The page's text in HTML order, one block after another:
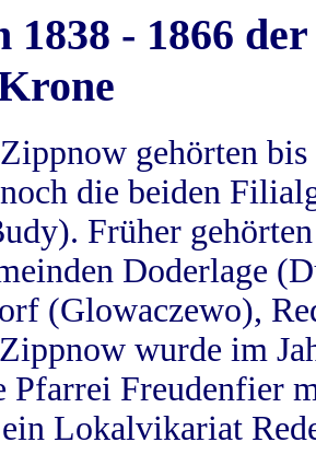
1838 - 1866
gehörten
die beiden
Früher
Doderlage
(Glowaczewo),
wurde im
Pfarrei Freudenfier
Lokalvikariat